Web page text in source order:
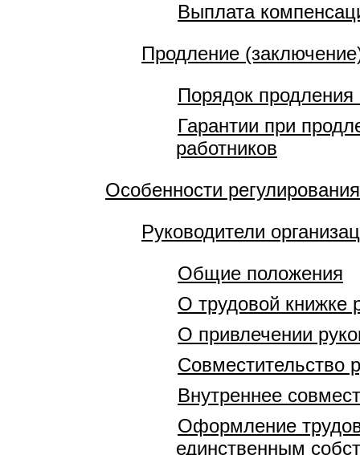
Выплата
Продление
Порядок продления
Гарантии при
работников
Особенности
Руководители
Общие положения
О трудовой книжке
О привлечении
Совместительство
Внутреннее
Оформление
единственным